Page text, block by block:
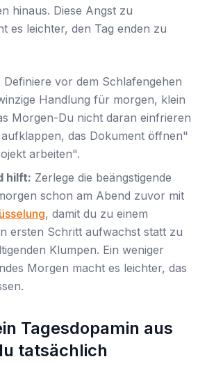
hinaus. Diese Angst zu
es leichter, den Tag enden zu
Definiere vor dem Schlafengehen
Handlung für morgen, klein
Morgen-Du nicht daran einfrieren
das Dokument öffnen"
arbeiten".
hilft: Zerlege die beängstigende
schon am Abend zuvor mit
, damit du zu einem
ersten Schritt aufwachst statt zu
Klumpen. Ein weniger
Morgen macht es leichter, das
Tagesdopamin aus
tatsächlich